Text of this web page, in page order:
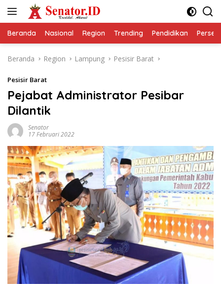
Beranda Nasional Region Trending Pendidikan
Beranda Region Lampung Pesisir Barat
Pesisir Barat
Pejabat Administrator Pesibar
Dilantik
Senator
17 Februari 2022